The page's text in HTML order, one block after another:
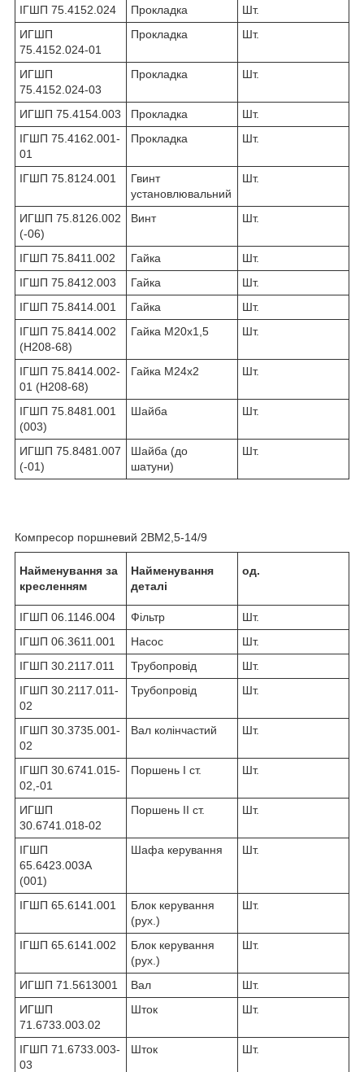
ІГШП 75.4152.024 Прокладка
Шт.
ИГШП
75.4152.024-01
Прокладка Шт.
ИГШП
75.4152.024-03
Прокладка Шт.
ИГШП 75.4154.003 Прокладка
Шт.
ІГШП 75.4162.001-
01
Прокладка Шт.
ІГШП 75.8124.001
Гвинт
установлювальний
Шт.
ИГШП 75.8126.002
(-06)
Винт Шт.
ІГШП 75.8411.002 Гайка
Шт.
ІГШП 75.8412.003
Гайка
Шт.
ІГШП 75.8414.001
Гайка
Шт.
ІГШП 75.8414.002
(Н208-68)
Гайка М20х1,5 Шт.
ІГШП 75.8414.002-
01 (Н208-68)
Гайка М24х2 Шт.
ІГШП 75.8481.001
(003)
Шайба Шт.
ИГШП 75.8481.007
(-01)
Шайба (до
шатуни)
Шт.
Компресор поршневий 2ВМ2,5-14/9
Найменування за
кресленням
Найменування
деталі
од.
ІГШП 06.1146.004 Фільтр
Шт.
ІГШП 06.3611.001
Насос
Шт.
ІГШП 30.2117.011
Трубопровід
Шт.
ІГШП 30.2117.011-
02
Трубопровід Шт.
ІГШП 30.3735.001-
02
Вал колінчастий Шт.
ІГШП 30.6741.015-
02,-01
Поршень I ст. Шт.
ИГШП
30.6741.018-02
Поршень II ст. Шт.
ІГШП
65.6423.003А
(001)
Шафа керування Шт.
ІГШП 65.6141.001
Блок керування
(рух.)
Шт.
ІГШП 65.6141.002
Блок керування
(рух.)
Шт.
ИГШП 71.5613001 Вал
Шт.
ИГШП
71.6733.003.02
Шток Шт.
ІГШП 71.6733.003-
03
Шток Шт.